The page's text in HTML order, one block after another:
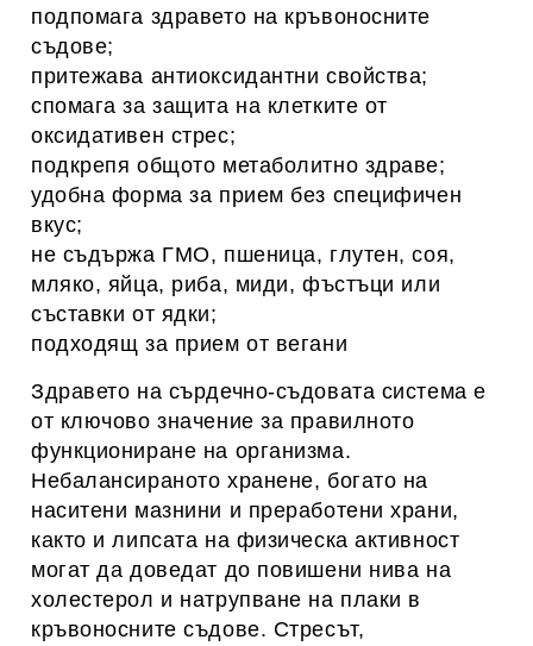
подпомага здравето на кръвоносните
съдове;
притежава антиоксидантни свойства;
спомага за защита на клетките от
оксидативен стрес;
подкрепя общото метаболитно здраве;
удобна форма за прием без специфичен
вкус;
не съдържа ГМО, пшеница, глутен, соя,
мляко, яйца, риба, миди, фъстъци или
съставки от ядки;
подходящ за прием от вегани
Здравето на сърдечно-съдовата система е
от ключово значение за правилното
функциониране на организма.
Небалансираното хранене, богато на
наситени мазнини и преработени храни,
както и липсата на физическа активност
могат да доведат до повишени нива на
холестерол и натрупване на плаки в
кръвоносните съдове. Стресът,